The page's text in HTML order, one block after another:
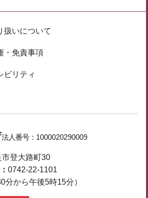
扱いについて
・免責事項
ビリティ
法人番号： 1000020290009
登大路町30
0742-22-1101
分から午後5時15分）